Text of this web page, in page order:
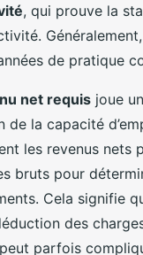
, qui prouve la
de pratique
net requis joue
de la capacité
les revenus nets
bruts pour
Cela signifie
des
parfois